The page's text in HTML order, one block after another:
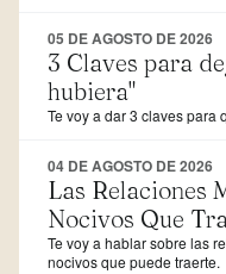
05 DE AGOSTO DE 2026
3 Claves para
hubiera"
Te voy a dar 3 claves para
04 DE AGOSTO DE 2026
Las Relaciones
Nocivos Que
Te voy a hablar sobre las
nocivos que puede traerte.